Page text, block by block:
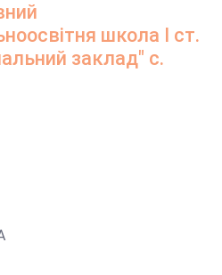
школа І ст.
заклад" с.